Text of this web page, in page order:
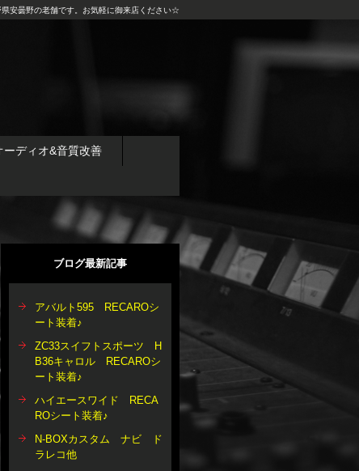
県安曇野の老舗です。お気軽に御来店ください☆
ーディオ&音質改善
ブログ最新記事
アバルト595 RECAROシ
ート装着♪
ZC33スイフトスポーツ H
B36キャロル RECAROシ
ート装着♪
ハイエースワイド RECA
ROシート装着♪
N-BOXカスタム ナビ ド
ラレコ他